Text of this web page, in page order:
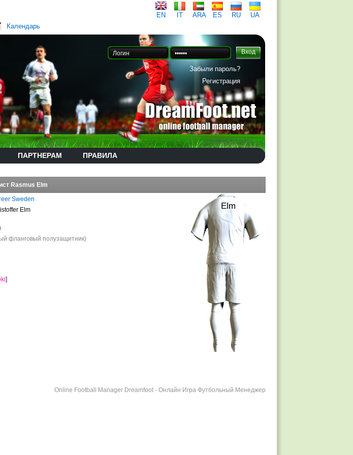
EN IT ARA ES RU
UA
Календарь
Забыли пароль?
Регистрация
ПАРТНЕРАМ ПРАВИЛА
Rasmus Elm
Sweden
Elm
фланговый полузащитник)
]
Elm
Online Football Manager Dreamfoot - Онлайн Игра Футбольный Менеджер